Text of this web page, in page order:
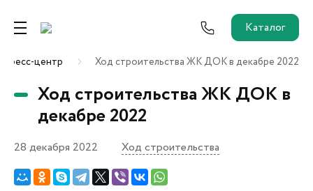
Каталог
Собственникам и новоселам
Агентам
Ремонт от застройщика
Трейд-Ин
Пресс-центр Ход строительства ЖК ДОК в декабре 2022
Ход строительства ЖК ДОК в
декабре 2022
28 декабря 2022 Ход строительства